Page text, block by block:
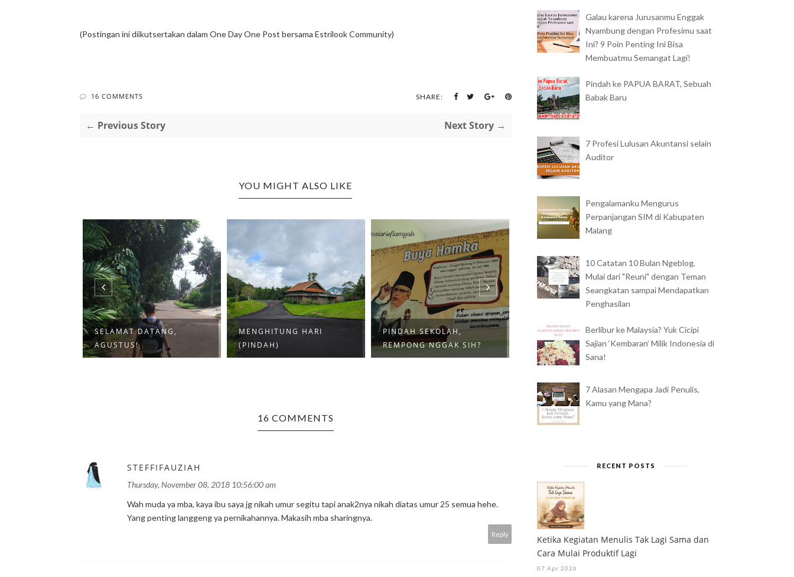
(Postingan ini diikutsertakan dalam One Day One Post bersama Estrilook Community)
16 COMMENTS SHARE:
← Previous Story Next Story →
YOU MIGHT ALSO LIKE
SELAMAT DATANG,
AGUSTUS!
MENGHITUNG HARI
(PINDAH)
PINDAH SEKOLAH,
REMPONG NGGAK SIH?
PENGUMUMAN
PINDAH,...
PERASAAN BERSALAH
KETIKA TRAVELING ...
16 COMMENTS
STEFFIFAUZIAH
Thursday, November 08, 2018 10:56:00 am
Wah muda ya mba, kaya ibu saya jg nikah umur segitu tapi anak2nya nikah diatas umur 25 semua hehe.
Yang penting langgeng ya pernikahannya. Makasih mba sharingnya.
Reply
Galau karena Jurusanmu Enggak
Nyambung dengan Profesimu saat
Ini? 9 Poin Penting Ini Bisa
Membuatmu Semangat Lagi!
Pindah ke PAPUA BARAT, Sebuah
Babak Baru
7 Profesi Lulusan Akuntansi selain
Auditor
Pengalamanku Mengurus
Perpanjangan SIM di Kabupaten
Malang
10 Catatan 10 Bulan Ngeblog,
Mulai dari "Reuni" dengan Teman
Seangkatan sampai Mendapatkan
Penghasilan
Berlibur ke Malaysia? Yuk Cicipi
Sajian ‘Kembaran’ Milik Indonesia di
Sana!
7 Alasan Mengapa Jadi Penulis,
Kamu yang Mana?
RECENT POSTS
Ketika Kegiatan Menulis Tak Lagi Sama dan
Cara Mulai Produktif Lagi
07 Apr 2026